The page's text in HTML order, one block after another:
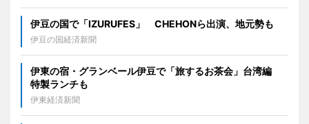
伊豆の国で「IZURUFES」 CHEHONら出演、地元勢も
伊豆の国経済新聞
伊東の宿・グランベール伊豆で「旅するお茶会」台湾編
特製ランチも
伊東経済新聞